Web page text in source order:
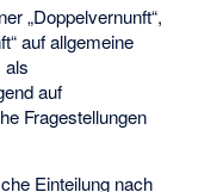
„Doppelvernunft“,
auf allgemeine
als
auf
Fragestellungen
Einteilung nach